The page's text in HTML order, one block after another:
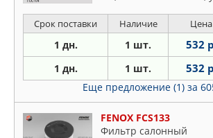
Срок поставки Наличие Цена
1 дн. 1 шт. 532
1 дн. 1 шт. 532
Еще предложение (1) за
FENOX FCS133
Фильтр салонный